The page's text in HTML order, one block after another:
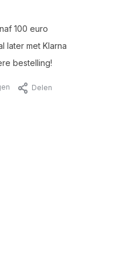
100 euro
later met Klarna
bestelling!
Delen